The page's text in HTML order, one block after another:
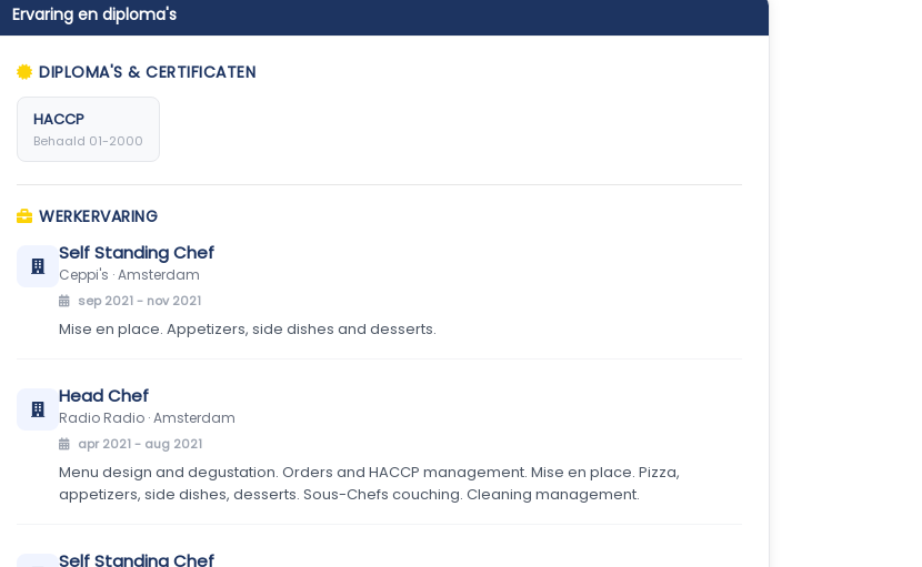
Ervaring en diploma's
DIPLOMA'S & CERTIFICATEN
HACCP
Behaald 01-2000
WERKERVARING
Self Standing Chef
Ceppi's · Amsterdam
sep 2021 - nov 2021
Mise en place. Appetizers, side dishes and desserts.
Head Chef
Radio Radio · Amsterdam
apr 2021 - aug 2021
Menu design and degustation. Orders and HACCP management. Mise en place. Pizza,
appetizers, side dishes, desserts. Sous-Chefs couching. Cleaning management.
Self Standing Chef